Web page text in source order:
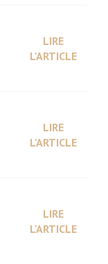
LIRE
L'ARTICLE
LIRE
L'ARTICLE
LIRE
L'ARTICLE